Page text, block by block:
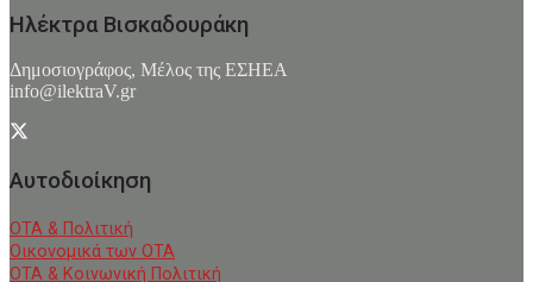
Ηλέκτρα Βισκαδουράκη
Δημοσιογράφος, Μέλος της ΕΣHΕΑ
info@ilektraV.gr
Αυτοδιοίκηση
ΟΤΑ & Πολιτική
Οικονομικά των ΟΤΑ
ΟΤΑ & Κοινωνική Πολιτική